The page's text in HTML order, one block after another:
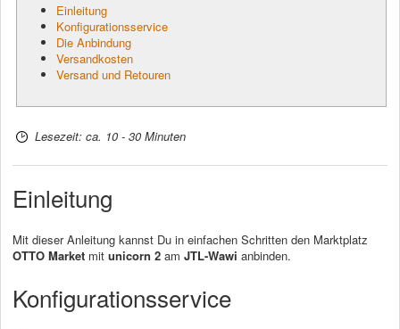
Einleitung
Konfigurationsservice
Die Anbindung
Versandkosten
Versand und Retouren
Lesezeit: ca. 10 - 30 Minuten
Einleitung
Mit dieser Anleitung kannst Du in einfachen Schritten den Marktplatz
OTTO Market mit unicorn 2 am JTL-Wawi anbinden.
Konfigurationsservice